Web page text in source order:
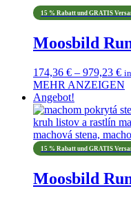
15 % Rabatt und GRATIS
Moosbild
174,36 € – 979,23 €
MEHR ANZEIGEN
Dieses
Produkt
weist
mehrere
Varianten
auf.
Die
Optionen
Angebot!
15 % Rabatt und GRATIS
Moosbild